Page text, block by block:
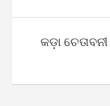
କଡ଼ା